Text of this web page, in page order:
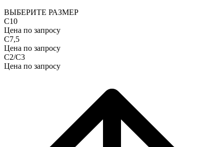
ВЫБЕРИТЕ РАЗМЕР
С10
Цена по запросу
С7,5
Цена по запросу
С2/С3
Цена по запросу